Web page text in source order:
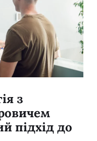
з
підхід до